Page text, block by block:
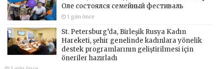
Оле состоялся семейный фестиваль
1 gün önce
St. Petersburg’da, Birleşik Rusya Kadın
Hareketi, şehir genelinde kadınlara yönelik
destek programlarının geliştirilmesi için
öneriler hazırladı